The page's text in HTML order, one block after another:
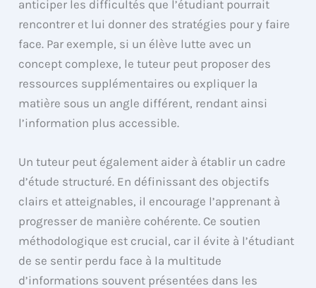
anticiper les difficultés que l’étudiant pourrait
rencontrer et lui donner des stratégies pour y faire
face. Par exemple, si un élève lutte avec un
concept complexe, le tuteur peut proposer des
ressources supplémentaires ou expliquer la
matière sous un angle différent, rendant ainsi
l’information plus accessible.
Un tuteur peut également aider à établir un cadre
d’étude structuré. En définissant des objectifs
clairs et atteignables, il encourage l’apprenant à
progresser de manière cohérente. Ce soutien
méthodologique est crucial, car il évite à l’étudiant
de se sentir perdu face à la multitude
d’informations souvent présentées dans les